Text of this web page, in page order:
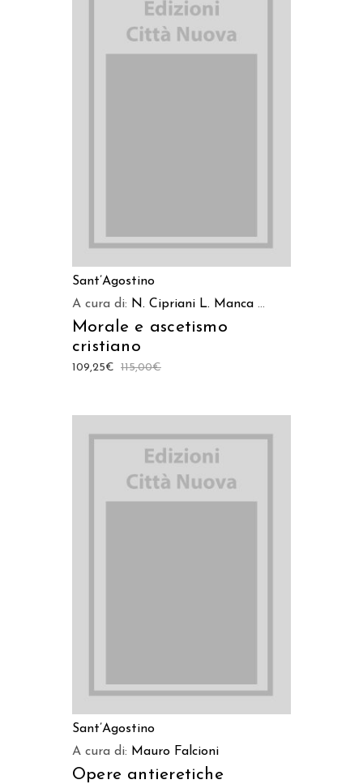
Sant’Agostino
A cura di: N. Cipriani L. Manca ...
Morale e ascetismo
cristiano
115,00€
109,25€
Sant’Agostino
A cura di: Mauro Falcioni
Opere antieretiche